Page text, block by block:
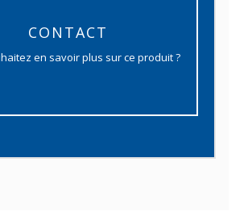
CONTACT
en savoir plus sur ce produit ?